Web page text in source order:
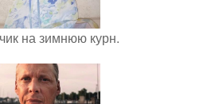
на зимнюю курн.